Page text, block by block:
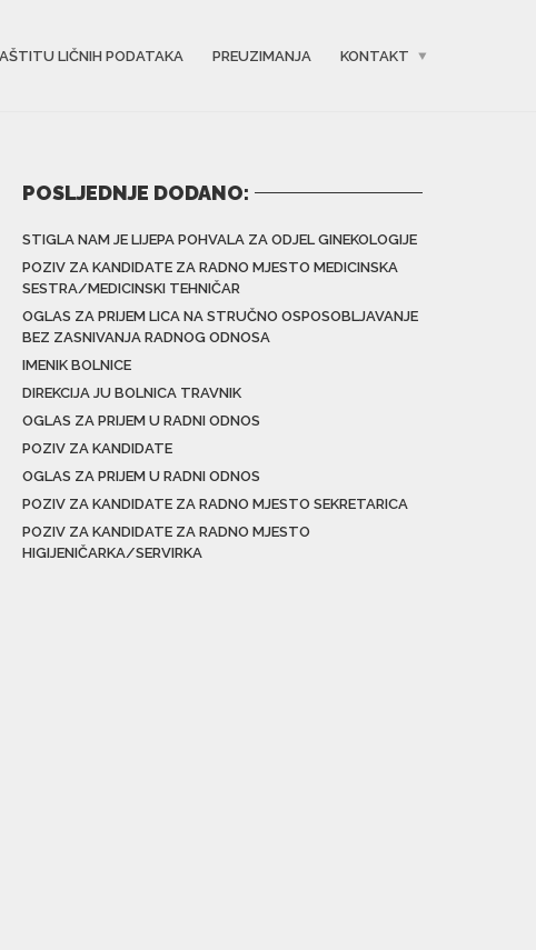
LIČNIH PODATAKA PREUZIMANJA KONTAKT
POSLJEDNJE DODANO:
STIGLA NAM JE LIJEPA POHVALA ZA ODJEL GINEKOLOGIJE
POZIV ZA KANDIDATE ZA RADNO MJESTO MEDICINSKA
SESTRA/MEDICINSKI TEHNIČAR
OGLAS ZA PRIJEM LICA NA STRUČNO OSPOSOBLJAVANJE
BEZ ZASNIVANJA RADNOG ODNOSA
IMENIK BOLNICE
DIREKCIJA JU BOLNICA TRAVNIK
OGLAS ZA PRIJEM U RADNI ODNOS
POZIV ZA KANDIDATE
OGLAS ZA PRIJEM U RADNI ODNOS
POZIV ZA KANDIDATE ZA RADNO MJESTO SEKRETARICA
POZIV ZA KANDIDATE ZA RADNO MJESTO
HIGIJENIČARKA/SERVIRKA